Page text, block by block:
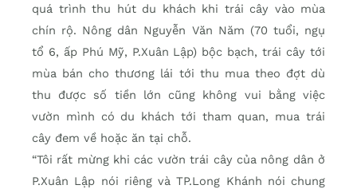
quá trình thu hút du khách khi trái cây vào mùa
chín rộ. Nông dân Nguyễn Văn Năm (70 tuổi, ngụ
tổ 6, ấp Phú Mỹ, P.Xuân Lập) bộc bạch, trái cây tới
mùa bán cho thương lái tới thu mua theo đợt dù
thu được số tiền lớn cũng không vui bằng việc
vườn mình có du khách tới tham quan, mua trái
cây đem về hoặc ăn tại chỗ.
“Tôi rất mừng khi các vườn trái cây của nông dân ở
P.Xuân Lập nói riêng và TP.Long Khánh nói chung